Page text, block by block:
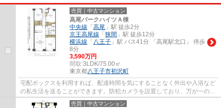
売買｜中古マンション
高尾パークハイツＡ棟
中央線 「 高尾 」駅 徒歩2分
京王高尾線 「 狭間 」駅 徒歩12分
横浜線 「 八王子 」駅 バス41分 「高尾駅北口」 停歩
8分
3,590万円
間取:3LDK/75.00㎡
東京都八王子市初沢町
宅配ボックスを利用すれば、配達時間を気にすることなく外出や入浴など
の私生活を送ることができます。防犯カメラを設置しており、万が一のと
きも対応できます。お客様の訪問時に全居...
売買｜中古マンション